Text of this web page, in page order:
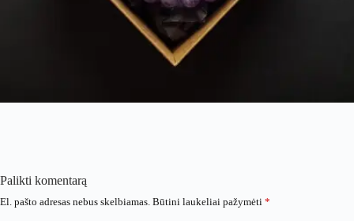
Palikti komentarą
El. pašto adresas nebus skelbiamas. Būtini laukeliai pažymėti *